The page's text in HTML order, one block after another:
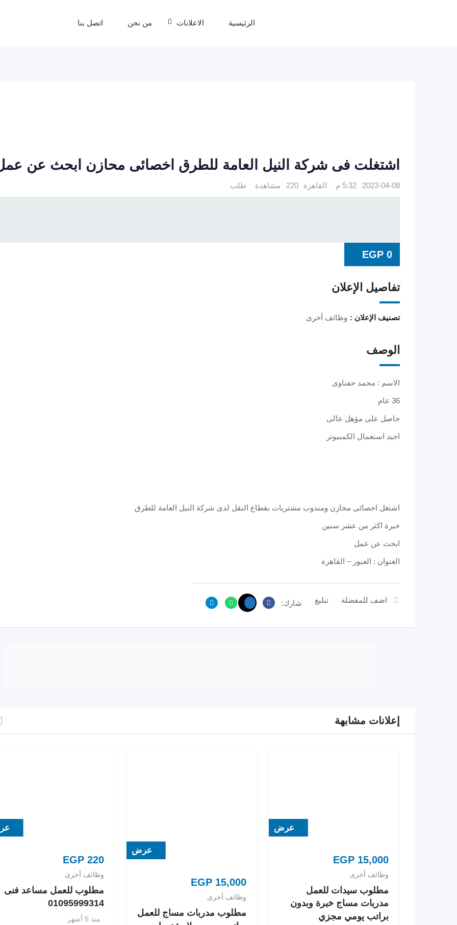
الرئيسية الاعلانات من نحن اتصل بنا
اشتغلت فى شركة النيل العامة للطرق اخصائى محازن ابحث عن
2023-04-08 5:32 م القاهرة 220 مشاهدة طلب
EGP 0
تفاصيل الإعلان
تصنيف الإعلان : وظائف أخرى
الوصف
الاسم : محمد حفناوى
36 عام
حاصل على مؤهل عالى
اجيد اسنعمال الكمبيوتر
اشتغل اخصائى مخازن ومندوب مشتريات بقطاع النقل لدى شركة النيل العامة للطرق
خبرة اكثر من عشر سنين
ابحث عن عمل
العنوان : العبور – القاهرة
اضف للمفضلة تبليغ شارك:
إعلانات مشابهة
عرض
EGP 15,000
وظائف أخرى
مطلوب سيدات للعمل
مدربات مساج خبرة وبدون
براتب يومي مجزي
عرض
EGP15,000
وظائف أخرى
مطلوب مدربات مساج للعمل
EGP220
وظائف أخرى
مطلوب للعمل مساعد فنى
01095999314
منذ 5 أشهر